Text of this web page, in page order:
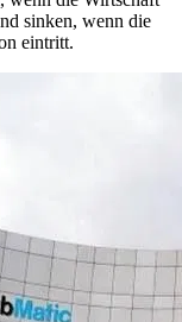
sinken, wenn die
eintritt.